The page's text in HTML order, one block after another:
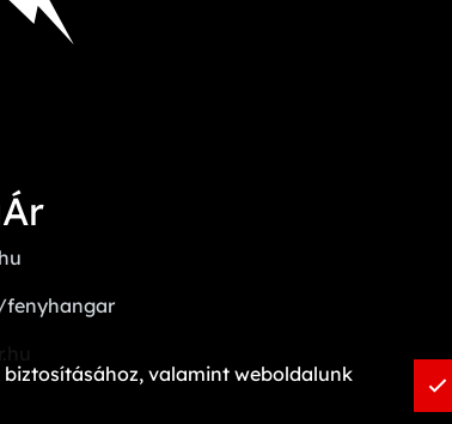
valamint weboldalunk